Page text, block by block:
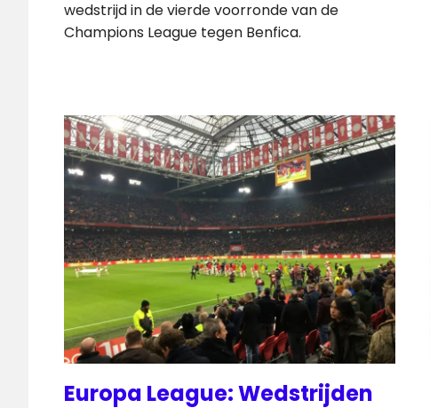
wedstrijd in de vierde voorronde van de
Champions League tegen Benfica.
Europa League: Wedstrijden